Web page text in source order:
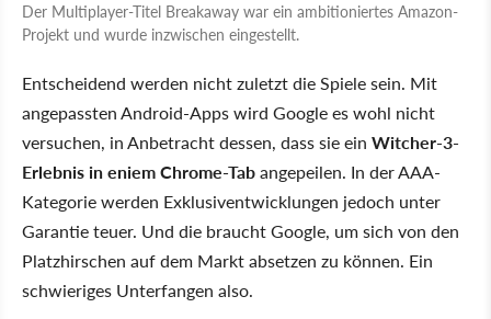
Der Multiplayer-Titel Breakaway war ein ambitioniertes Amazon-
Projekt und wurde inzwischen eingestellt.
Entscheidend werden nicht zuletzt die Spiele sein. Mit
angepassten Android-Apps wird Google es wohl nicht
versuchen, in Anbetracht dessen, dass sie ein Witcher-3-
Erlebnis in eniem Chrome-Tabangepeilen. In der AAA-
Kategorie werden Exklusiventwicklungen jedoch unter
Garantie teuer. Und die braucht Google, um sich von den
Platzhirschen auf dem Markt absetzen zu können. Ein
schwieriges Unterfangen also.